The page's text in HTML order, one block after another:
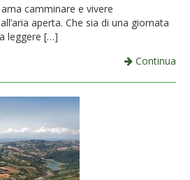
camminare e vivere
aperta. Che sia di una giornata
leggere […]
Continua